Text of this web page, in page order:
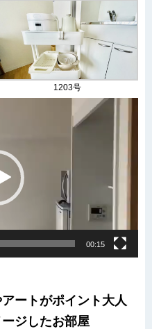
1203号
00:15
ートがポイント大人
ジしたお部屋